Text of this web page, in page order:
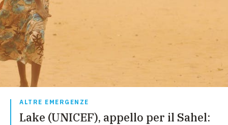
ALTRE EMERGENZE
Lake (UNICEF), appello per il Sahel: